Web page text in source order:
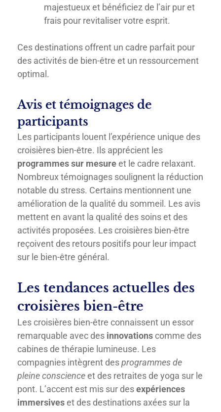
majestueux et bénéficiez de l’air pur et
frais pour revitaliser votre esprit.
Ces destinations offrent un cadre parfait pour
des activités de bien-être et un ressourcement
optimal.
Avis et témoignages de
participants
Les participants louent l’expérience unique des
croisières bien-être. Ils apprécient les
programmes sur mesureet le cadre relaxant.
Nombreux témoignages soulignent la réduction
notable du stress. Certains mentionnent une
amélioration de la qualité du sommeil. Les avis
mettent en avant la qualité des soins et des
activités proposées. Les croisières bien-être
reçoivent des retours positifs pour leur impact
sur le bien-être général.
Les tendances actuelles des
croisières bien-être
Les croisières bien-être connaissent un essor
remarquable avec des innovationscomme des
cabines de thérapie lumineuse. Les
compagnies intègrent desprogrammes de
pleine conscienceet des retraites de yoga sur le
pont. L’accent est mis sur desexpériences
immersiveset des destinations axées sur la